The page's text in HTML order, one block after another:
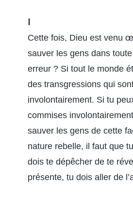
Cette fois, Dieu est venu
sauver les gens dans
erreur ? Si tout le monde
des transgressions qui
involontairement. Si tu
commises
sauver les gens de cette
nature rebelle, il faut que
dois te dépêcher de te
présente, tu dois aller de